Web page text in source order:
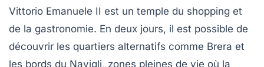
Vittorio Emanuele II est un temple du shopping et
de la gastronomie. En deux jours, il est possible de
découvrir les quartiers alternatifs comme Brera et
les bords du Navigli, zones pleines de vie où la